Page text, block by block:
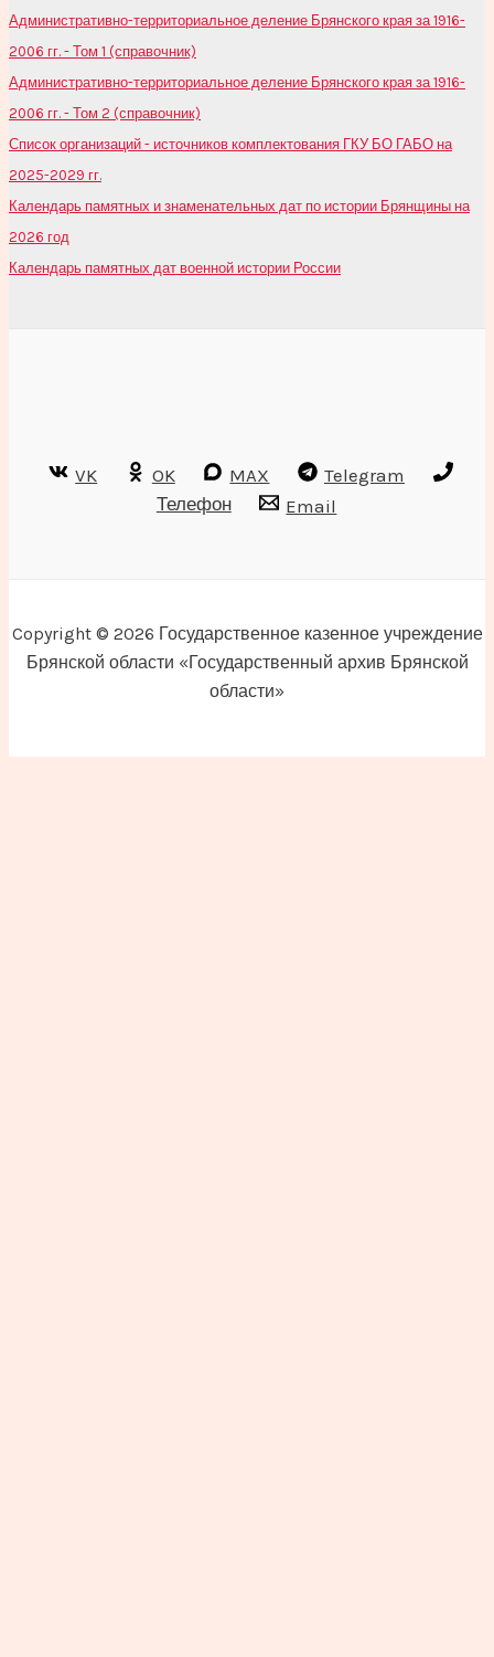
Административно-территориальное деление Брянского края за 1916-
2006 гг. - Том 1 (справочник)
Административно-территориальное деление Брянского края за 1916-
2006 гг. - Том 2 (справочник)
Список организаций - источников комплектования ГКУ БО ГАБО на
2025-2029 гг.
Календарь памятных и знаменательных дат по истории Брянщины на
2026 год
Календарь памятных дат военной истории России
VK OK MAX
Telegram
Телефон
Email
Copyright © 2026 Государственное казенное учреждение
Брянской области «Государственный архив Брянской
области»